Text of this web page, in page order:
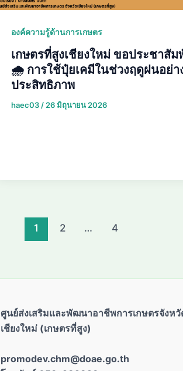
องค์ความรู้ด้านการเกษตร
เกษตรที่สูงเชียงใหม่ ขอประชาสั
🌧️ การใช้ปุ๋ยเคมีในช่วงฤดูฝนอย่า
ประสิทธิภาพ
haec03 / 26 มิถุนายน 2026
1 2 … 4
ศูนย์ส่งเสริมและพัฒนาอาชีพการเกษตรจังหวั
เชียงใหม่ (เกษตรที่สูง)
promodev.chm@doae.go.th